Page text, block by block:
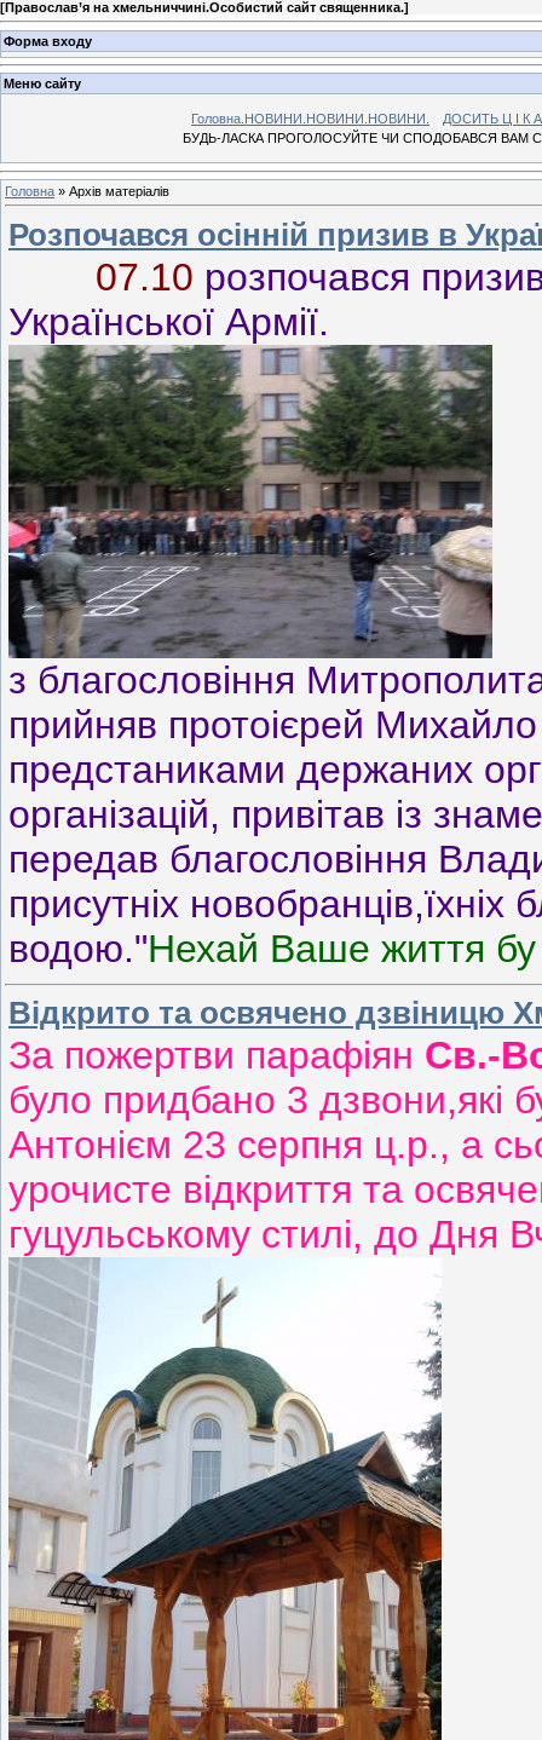
[Православ’я на хмельниччині.Особистий сайт священника.]
Форма входу
Меню сайту
Головна.НОВИНИ.НОВИНИ.НОВИНИ.
ДОСИТЬ Ц І К
БУДЬ-ЛАСКА ПРОГОЛОСУЙТЕ ЧИ СПОДОБАВСЯ ВАМ
Головна » Архів матеріалів
Розпочався осінній призив в
07.10 розпочався
Української Армії.
з благословіння
прийняв протоієрей
предстаниками держаних
організацій, привітав із
передав благословіння
присутніх новобранців,їхніх
водою."Нехай Ваше життя
Відкрито та освячено дзвіницю
За пожертви парафіян Св.-
було придбано 3 дзвони,які
Антонієм 23 серпня ц.р., а
урочисте відкриття та
гуцульському стилі, до Дня